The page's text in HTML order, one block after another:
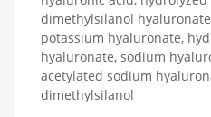
dimethylsilanol
potassium hyaluronate,
hyaluronate, sodium
acetylated sodium
dimethylsilanol